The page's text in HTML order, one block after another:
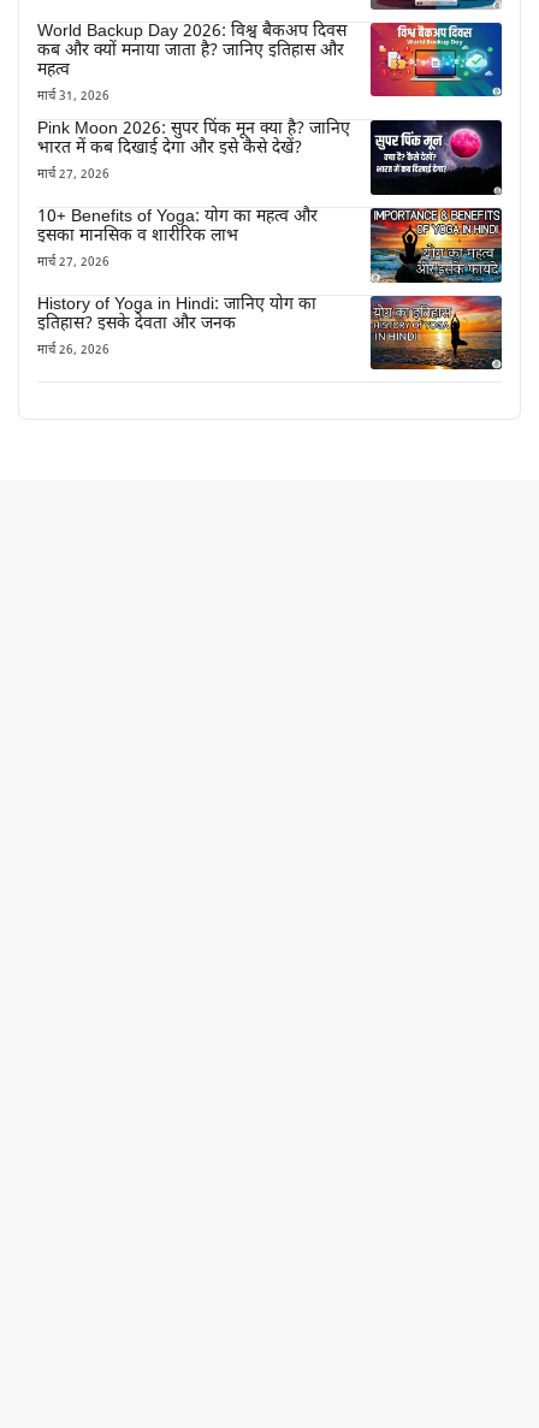
World Backup Day 2026: विश्व बैकअप दिवस
कब और क्यों मनाया जाता है? जानिए इतिहास और
महत्व
मार्च 31, 2026
Pink Moon 2026: सुपर पिंक मून क्या है? जानिए
भारत में कब दिखाई देगा और इसे कैसे देखें?
मार्च 27, 2026
10+ Benefits of Yoga: योग का महत्व और
इसका मानसिक व शारीरिक लाभ
मार्च 27, 2026
History of Yoga in Hindi: जानिए योग का
इतिहास? इसके देवता और जनक
मार्च 26, 2026